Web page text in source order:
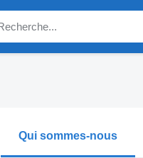
Qui sommes-nous